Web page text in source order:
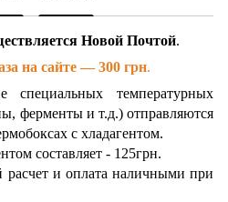
Новой Почтой.
на сайте — 300 грн.
температурных
ферменты и т.д.) отправляются
с хладагентом.
составляет - 125грн.
и оплата наличными при